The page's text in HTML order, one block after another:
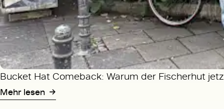
Bucket Hat Comeback: Warum der Fischerhut
Mehr lesen